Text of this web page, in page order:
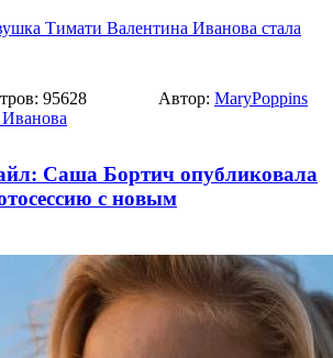
Тимати Валентина Иванова стала
95628
Автор: MaryPoppins
Саша Бортич опубликовала
с новым